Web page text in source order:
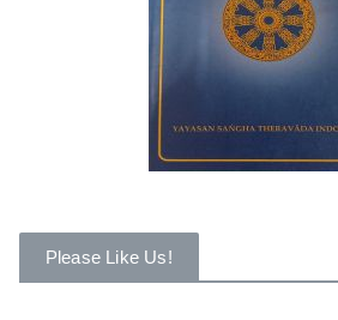
Please Like Us!